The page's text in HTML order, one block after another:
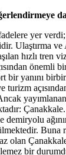
yer
Ulaştırma ve
hızlı tren
önemli
bir yanını
turizm
Çanakkale.
olan
bir